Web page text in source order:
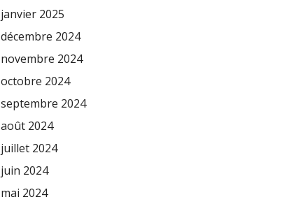
janvier 2025
décembre 2024
novembre 2024
octobre 2024
septembre 2024
août 2024
juillet 2024
juin 2024
mai 2024